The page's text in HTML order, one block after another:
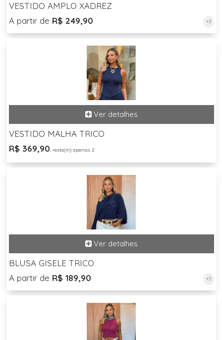
VESTIDO AMPLO XADREZ
A partir de R$ 249,90 +3
VESTIDO MALHA TRICO
R$ 369,90, resta(m) apenas 2
BLUSA GISELE TRICO
A partir de R$ 189,90 +3